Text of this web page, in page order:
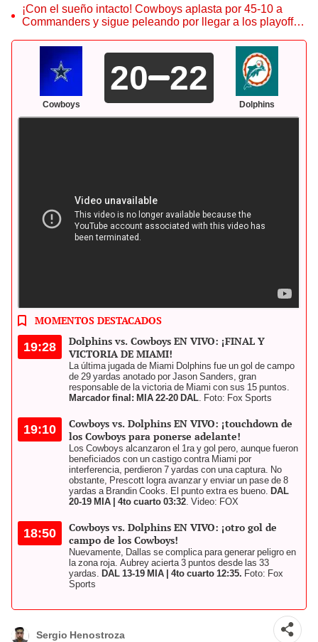
¡Con el sueño intacto! Cowboys aplasta por 45-10 a
Commanders y sigue peleando por llegar a los playoffs
Cowboys
20 22
Dolphins
playoffs. Foto: composición LR / Dallas Cowboys / Miami Dolphins
MOMENTOS DESTACADOS
19:28
Dolphins vs. Cowboys EN VIVO: ¡FINAL Y
VICTORIA DE MIAMI!
La última jugada de Miami Dolphins fue un gol de campo
de 29 yardas anotado por Jason Sanders, gran
responsable de la victoria de Miami con sus 15 puntos.
Marcador final: MIA 22-20 DAL . Foto: Fox Sports
19:10
Cowboys vs. Dolphins EN VIVO: ¡touchdown de
los Cowboys para ponerse adelante!
Los Cowboys alcanzaron el 1ra y gol pero, aunque fueron
beneficiados con un castigo contra Miami por
interferencia, perdieron 7 yardas con una captura. No
obstante, Prescott logra avanzar y enviar un pase de 8
yardas a Brandin Cooks. El punto extra es bueno. DAL
20-19 MIA | 4to cuarto 03:32 . Video: FOX
18:50
Cowboys vs. Dolphins EN VIVO: ¡otro gol de
campo de los Cowboys!
Nuevamente, Dallas se complica para generar peligro en
la zona roja. Aubrey acierta 3 puntos desde las 33
yardas.
DAL 13-19 MIA | 4to cuarto 12:35. Foto: Fox
Sports
Sergio Henostroza